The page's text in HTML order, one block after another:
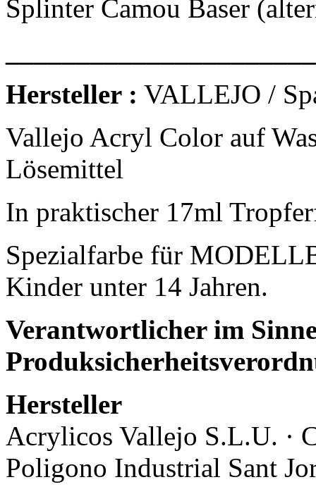
Splinter Camou Baser
Hersteller : VALLEJO /
Vallejo Acryl Color auf
Lösemittel
In praktischer 17ml
Spezialfarbe für
Kinder unter 14 Jahren.
Verantwortlicher im
Hersteller
Acrylicos Vallejo S.L.U. ·
Poligono Industrial Sant